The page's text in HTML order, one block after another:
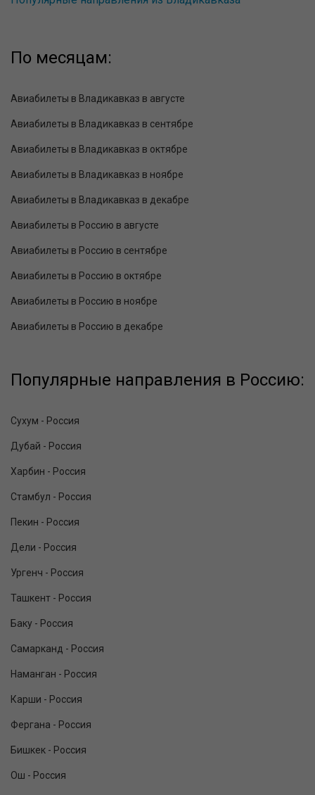
По месяцам:
Авиабилеты в Владикавказ в августе
Авиабилеты в Владикавказ в сентябре
Авиабилеты в Владикавказ в октябре
Авиабилеты в Владикавказ в ноябре
Авиабилеты в Владикавказ в декабре
Авиабилеты в Россию в августе
Авиабилеты в Россию в сентябре
Авиабилеты в Россию в октябре
Авиабилеты в Россию в ноябре
Авиабилеты в Россию в декабре
Популярные направления в Россию:
Сухум - Россия
Дубай - Россия
Харбин - Россия
Стамбул - Россия
Пекин - Россия
Дели - Россия
Ургенч - Россия
Ташкент - Россия
Баку - Россия
Самарканд - Россия
Наманган - Россия
Карши - Россия
Фергана - Россия
Бишкек - Россия
Ош - Россия